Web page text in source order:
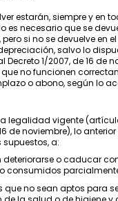
estarán, siempre y en
es necesario que se
si no se devuelve en
salvo lo
Decreto 1/2007, de 16 de
no funcionen
o abono, según lo
legalidad vigente (artículo
de noviembre), lo
a:
deteriorarse o caducar
consumidos
que no sean aptos para